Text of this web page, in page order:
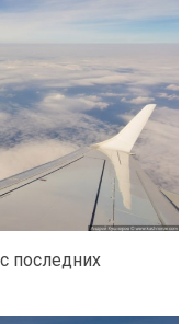
последних